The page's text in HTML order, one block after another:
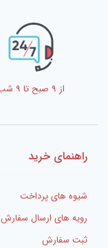
از 9 صبح تا 9 شب
راهنمای خرید
شیوه های پرداخت
رویه های ارسال سفارش
ثبت سفارش